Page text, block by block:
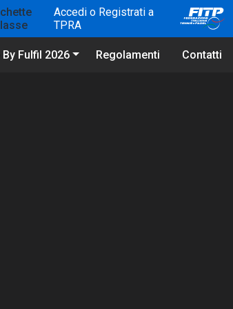
Accedi o Registrati a
TPRA
Fulfil 2026 Regolamenti Contatti